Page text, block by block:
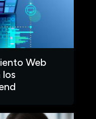
Web